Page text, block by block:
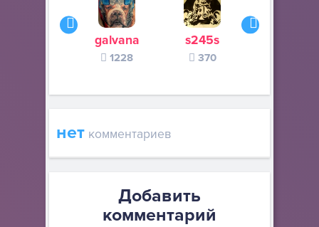
galvana
1228
s245s
370
нет комментариев
Добавить
комментарий